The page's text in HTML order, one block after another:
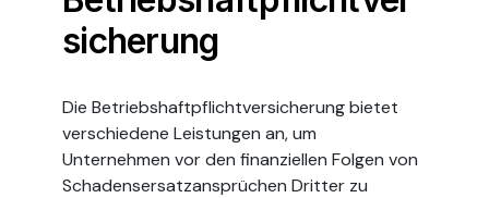
sicherung
Die Betriebshaftpflichtversicherung bietet
verschiedene Leistungen an, um
Unternehmen vor den finanziellen Folgen von
Schadensersatzansprüchen Dritter zu